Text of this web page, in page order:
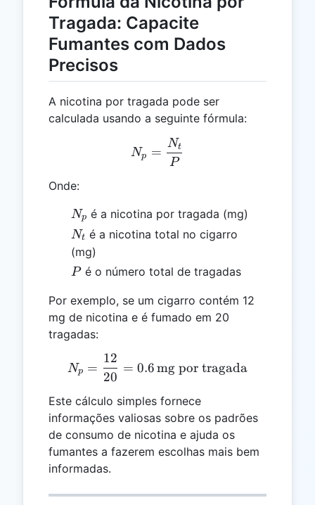
Tragada: Capacite
Fumantes com Dados
Precisos
A nicotina por tragada pode ser
calculada usando a seguinte fórmula:
N_p = \frac{N_t}{P}
Np =
P
Nt
Onde:
N_p
Np é a nicotina por tragada (mg)
N_t
Nt é a nicotina total no cigarro
(mg)
P
Pé o número total de tragadas
Por exemplo, se um cigarro contém 12
mg de nicotina e é fumado em 20
tragadas:
N_p = \frac{12}{20} =
Np =
20
12
= 0.6mg por tragada
Este cálculo simples fornece
informações valiosas sobre os padrões
de consumo de nicotina e ajuda os
fumantes a fazerem escolhas mais bem
informadas.